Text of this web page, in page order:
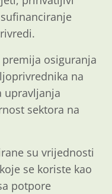
osiguranja
na
upravljanja
sektora na
su vrijednosti
se koriste kao
potpore